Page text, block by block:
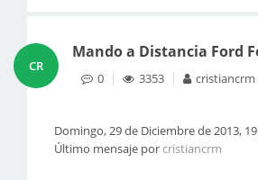
CR
Mando a Distancia Ford
0 3353 cristiancrm
Domingo, 29 de Diciembre de 2013,
Último mensaje porcristiancrm